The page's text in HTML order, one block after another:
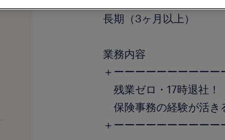
長期（3ヶ月以上）
業務内容
＋ーーーーーーーーーー
残業ゼロ・17時退社！
保険事務の経験が活き
＋ーーーーーーーーーー